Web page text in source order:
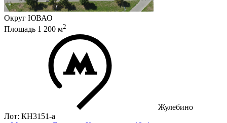
Округ ЮВАО
Площадь 1 200 м2
Жулебино
Лот: КН3151-a